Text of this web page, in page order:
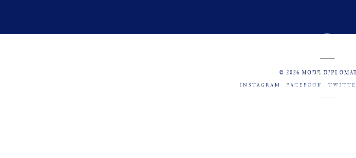
© 2026 MODE
INSTAGRAM FACEBOOK